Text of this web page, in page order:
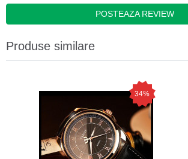
POSTEAZA REVIEW
Produse similare
34%